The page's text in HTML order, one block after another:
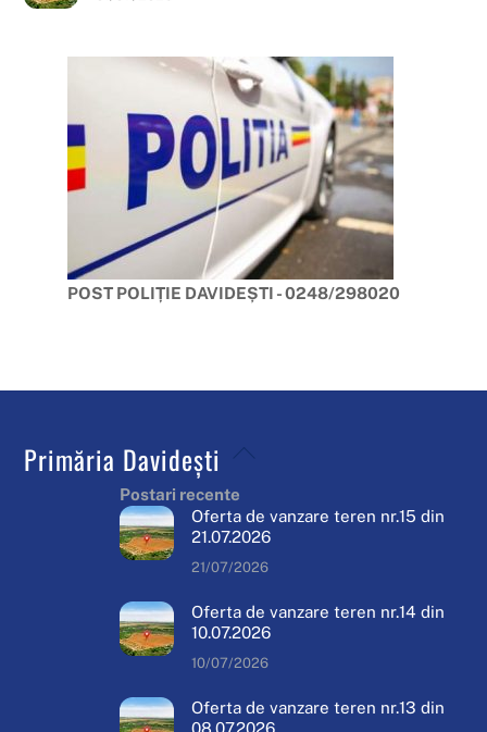
POST POLIȚIE DAVIDEȘTI - 0248/298020
Back
Primăria Davidești
Postari recente
Oferta de vanzare teren nr.15 din
21.07.2026
21/07/2026
Oferta de vanzare teren nr.14 din
10.07.2026
10/07/2026
Oferta de vanzare teren nr.13 din